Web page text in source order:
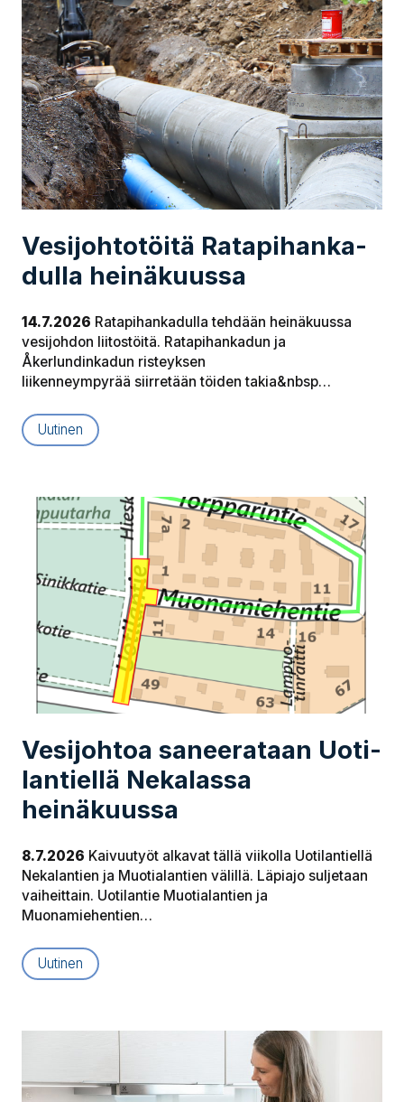
Ve­si­joh­to­töi­tä Ra­ta­pi­han­ka­
dul­la heinäkuussa
14.7.2026 Ratapihankadulla tehdään heinäkuussa
vesijohdon liitostöitä. Ratapihankadun ja
Åkerlundinkadun risteyksen
liikenneympyrää siirretään töiden takia&nbsp…
Uutinen
Vesijohtoa saneerataan Uo­ti­
lan­tiel­lä Nekalassa
heinäkuussa
8.7.2026 Kaivuutyöt alkavat tällä viikolla Uotilantiellä
Nekalantien ja Muotialantien välillä. Läpiajo suljetaan
vaiheittain. Uotilantie Muotialantien ja
Muonamiehentien…
Uutinen